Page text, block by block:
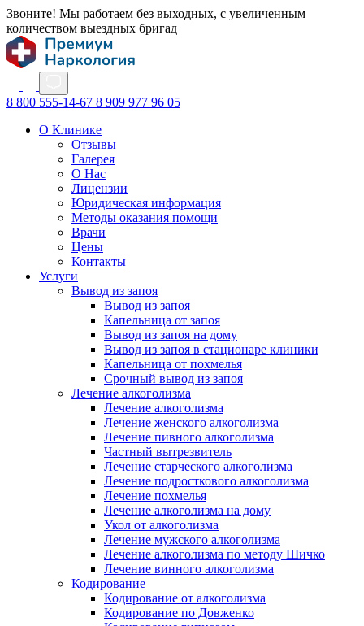
Звоните! Мы работаем без выходных, с увеличенным
количеством выездных бригад
8 800 555-14-67 8 909 977 96 05
О Клинике
Отзывы
Галерея
О Нас
Лицензии
Юридическая информация
Методы оказания помощи
Врачи
Цены
Контакты
Услуги
Вывод из запоя
Вывод из запоя
Капельница от запоя
Вывод из запоя на дому
Вывод из запоя в стационаре клиники
Капельница от похмелья
Срочный вывод из запоя
Лечение алкоголизма
Лечение алкоголизма
Лечение женского алкоголизма
Лечение пивного алкоголизма
Частный вытрезвитель
Лечение старческого алкоголизма
Лечение подросткового алкоголизма
Лечение похмелья
Лечение алкоголизма на дому
Укол от алкоголизма
Лечение мужского алкоголизма
Лечение алкоголизма по методу Шичко
Лечение винного алкоголизма
Кодирование
Кодирование от алкоголизма
Кодирование по Довженко